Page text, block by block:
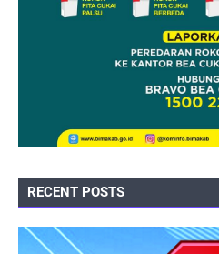
RECENT POSTS